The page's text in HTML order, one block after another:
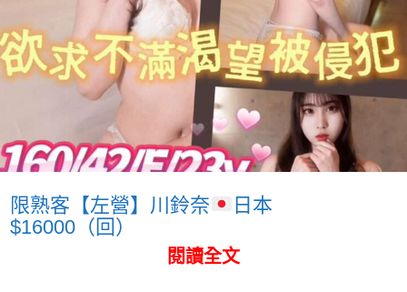
限熟客【左營】川鈴奈
日本
$16000（回）
閱讀全文